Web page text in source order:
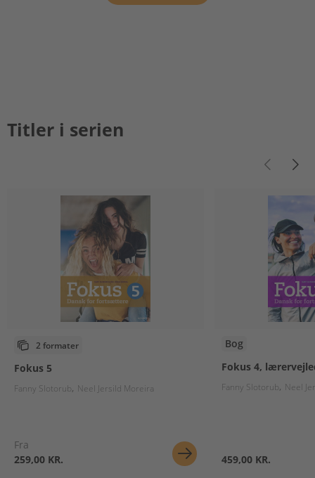
Titler i serien
2 formater
Fokus 5
Fanny Slotorub Neel Jersild Moreira
Fra
259,00 KR.
Bog
Fokus 4,
Fanny Slotorub Neel
459,00 KR.